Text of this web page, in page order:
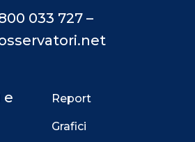
033 727 –
e
Report
Grafici